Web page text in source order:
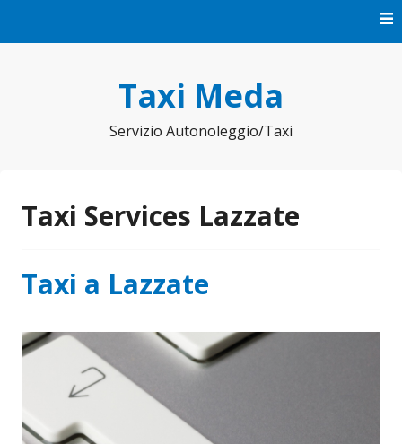
Taxi Meda
Servizio Autonoleggio/Taxi
Taxi Services Lazzate
Taxi a Lazzate